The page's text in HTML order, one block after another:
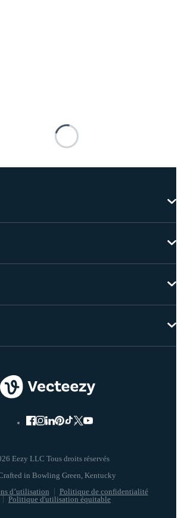
Eezy LLC Tous droits réservés
d’utilisation
Politique de confidentialité
Politique d'utilisation équitable